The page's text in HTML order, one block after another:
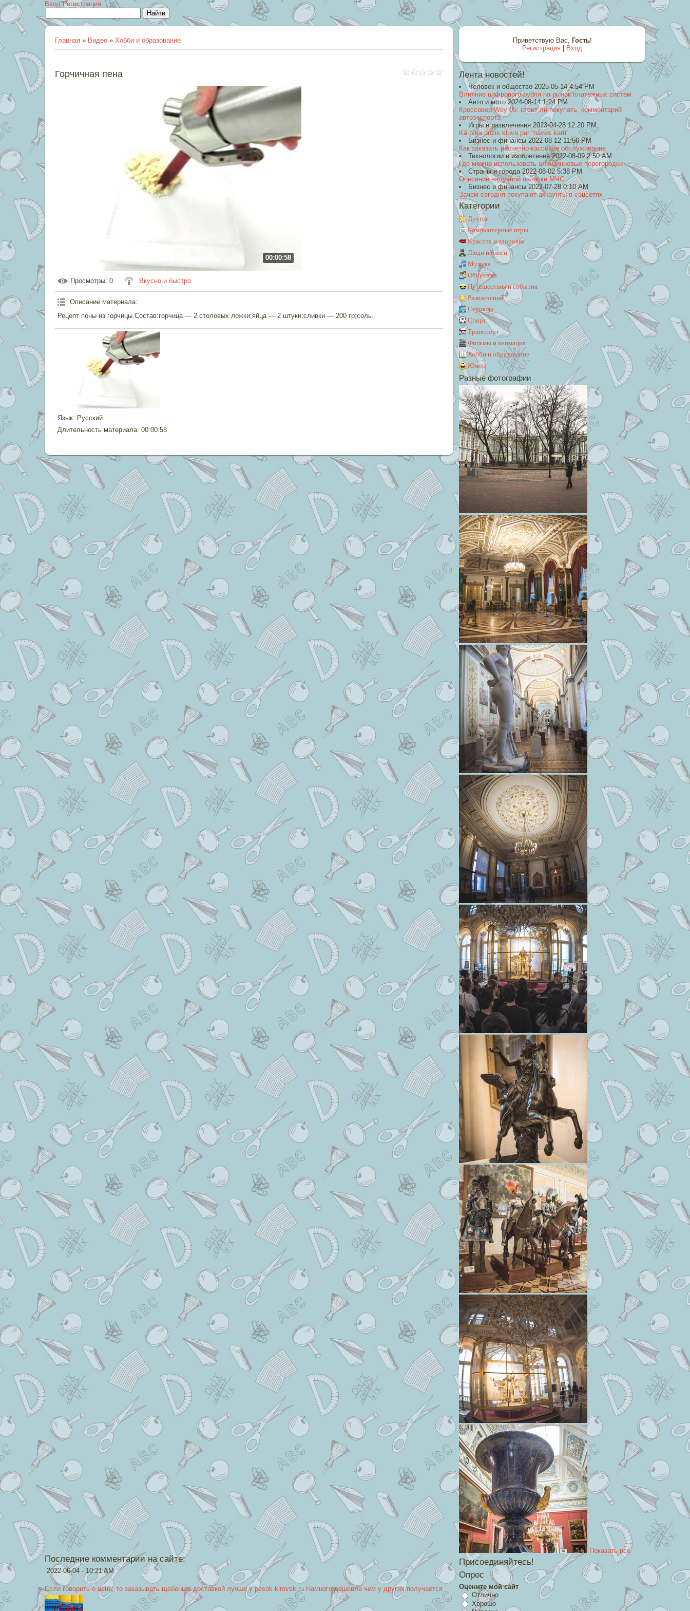
Вход Регистрация
Главная » Видео » Хобби и образование
Горчичная пена
00:00:58
Просмотры: 0 Вкусно и быстро
Описание материала:
Рецепт пены из горчицы.Состав:горчица — 2 столовых ложки;яйца — 2 штуки;сливки — 200 гр;соль.
Язык: Русский
Длительность материала: 00:00:58
Приветствую Вас, Гость!
Регистрация
Вход
Лента новостей!
Человек и общество 2025-05-14 4:54 PM
Влияние цифрового рубля на рынок платежных систем
Авто и мото 2024-08-14 1:24 PM
Кроссовер Wey 05: стоит ли покупать, комментарий
автоэксперта
Игры и развлечения 2023-04-28 12:20 PM
Kā pīķa dūzis kļuva par “nāves karti”
Бизнес и финансы 2022-08-12 11:56 PM
Как заказать расчетно-кассовое обслуживание
Технологии и изобретения 2022-08-09 2:50 AM
Где можно использовать алюминиевые перегородки
Страны и города 2022-08-02 5:38 PM
Описание надувной палатки МЧС
Бизнес и финансы 2022-07-28 0:10 AM
Зачем сегодня покупают аккаунты в соцсетях
Категории
Другое
Компьютерные игры
Красота и здоровье
Люди и блоги
Музыка
Общество
Путешествия и события
Развлечения
Сериалы
Спорт
Транспорт
Фильмы и анимация
Хобби и образование
Юмор
Разные фотографии
Показать все
Присоединяйтесь!
Опрос
Оцените мой сайт
Отлично
Хорошо
Последние комментарии на сайте:
2022-06-04 - 10:21 AM
Если говорить о цене, то заказывать щебень с доставкой лучше у pesok-kirovsk.ru Намного дешевле чем у других получается